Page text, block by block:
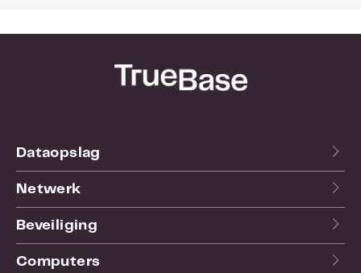
Dataopslag
Netwerk
Beveiliging
Computers